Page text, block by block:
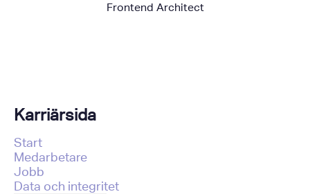
Frontend Architect
Karriärsida
Start
Medarbetare
Jobb
Data och integritet